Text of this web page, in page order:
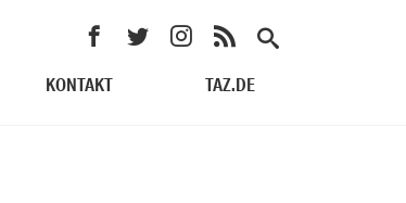
KONTAKT TAZ.DE